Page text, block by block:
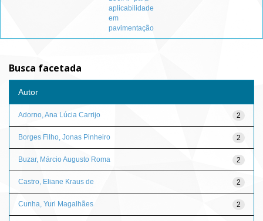
aplicabilidade
em
pavimentação
Busca facetada
Autor
2
Adorno, Ana Lúcia Carrijo
2
Borges Filho, Jonas Pinheiro
2
Buzar, Márcio Augusto Roma
2
Castro, Eliane Kraus de
2
Cunha, Yuri Magalhães